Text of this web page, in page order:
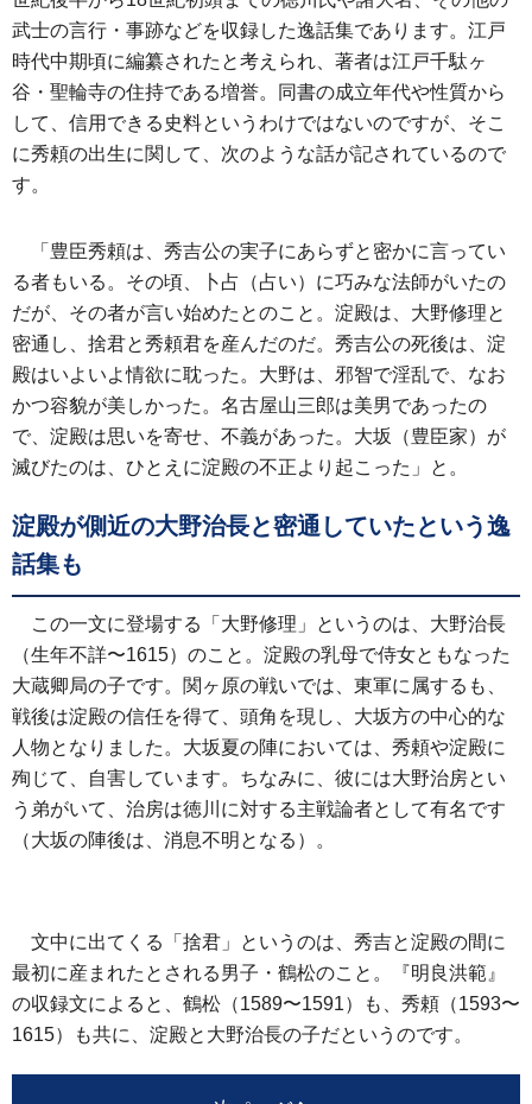
武士の言行・事跡などを収録した逸話集であります。江戸
時代中期頃に編纂されたと考えられ、著者は江戸千駄ヶ
谷・聖輪寺の住持である増誉。同書の成立年代や性質から
して、信用できる史料というわけではないのですが、そこ
に秀頼の出生に関して、次のような話が記されているので
す。
「豊臣秀頼は、秀吉公の実子にあらずと密かに言ってい
る者もいる。その頃、卜占（占い）に巧みな法師がいたの
だが、その者が言い始めたとのこと。淀殿は、大野修理と
密通し、捨君と秀頼君を産んだのだ。秀吉公の死後は、淀
殿はいよいよ情欲に耽った。大野は、邪智で淫乱で、なお
かつ容貌が美しかった。名古屋山三郎は美男であったの
で、淀殿は思いを寄せ、不義があった。大坂（豊臣家）が
滅びたのは、ひとえに淀殿の不正より起こった」と。
淀殿が側近の大野治長と密通していたという逸
話集も
この一文に登場する「大野修理」というのは、大野治長
（生年不詳〜1615）のこと。淀殿の乳母で侍女ともなった
大蔵卿局の子です。関ヶ原の戦いでは、東軍に属するも、
戦後は淀殿の信任を得て、頭角を現し、大坂方の中心的な
人物となりました。大坂夏の陣においては、秀頼や淀殿に
殉じて、自害しています。ちなみに、彼には大野治房とい
う弟がいて、治房は徳川に対する主戦論者として有名です
（大坂の陣後は、消息不明となる）。
文中に出てくる「捨君」というのは、秀吉と淀殿の間に
最初に産まれたとされる男子・鶴松のこと。『明良洪範』
の収録文によると、鶴松（1589〜1591）も、秀頼（1593〜
1615）も共に、淀殿と大野治長の子だというのです。